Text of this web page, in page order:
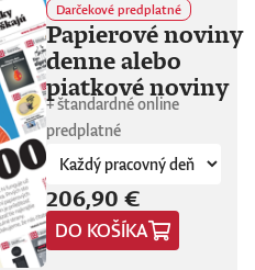
na
Darčekové predplatné
Papierové noviny
denne alebo
piatkové noviny
+ štandardné online
predplatné
206,90 €
DO KOŠÍKA